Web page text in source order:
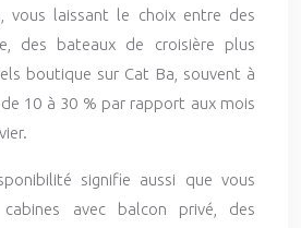
vous laissant le choix entre des
des bateaux de croisière plus
boutique sur Cat Ba, souvent à
10 à 30 % par rapport aux mois
signifie aussi que vous
avec balcon privé, des